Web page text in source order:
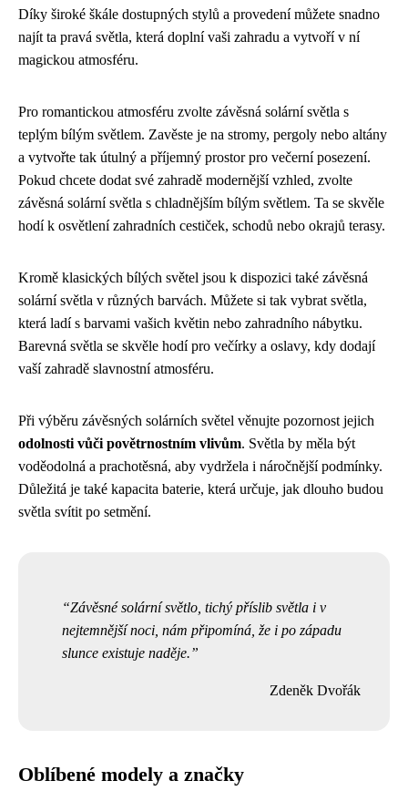
Díky široké škále dostupných stylů a provedení můžete snadno
najít ta pravá světla, která doplní vaši zahradu a vytvoří v ní
magickou atmosféru.
Pro romantickou atmosféru zvolte závěsná solární světla s
teplým bílým světlem. Zavěste je na stromy, pergoly nebo altány
a vytvořte tak útulný a příjemný prostor pro večerní posezení.
Pokud chcete dodat své zahradě modernější vzhled, zvolte
závěsná solární světla s chladnějším bílým světlem. Ta se skvěle
hodí k osvětlení zahradních cestiček, schodů nebo okrajů terasy.
Kromě klasických bílých světel jsou k dispozici také závěsná
solární světla v různých barvách. Můžete si tak vybrat světla,
která ladí s barvami vašich květin nebo zahradního nábytku.
Barevná světla se skvěle hodí pro večírky a oslavy, kdy dodají
vaší zahradě slavnostní atmosféru.
Při výběru závěsných solárních světel věnujte pozornost jejich
odolnosti vůči povětrnostním vlivům. Světla by měla být
voděodolná a prachotěsná, aby vydržela i náročnější podmínky.
Důležitá je také kapacita baterie, která určuje, jak dlouho budou
světla svítit po setmění.
Závěsné solární světlo, tichý příslib světla i v
nejtemnější noci, nám připomíná, že i po západu
slunce existuje naděje.
Zdeněk Dvořák
Oblíbené modely a značky